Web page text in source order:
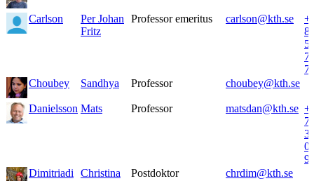
Carlson
Per Johan
Fritz
Professor emeritus carlson@kth.se
8
Choubey
Sandhya Professor choubey@kth.se
Danielsson Mats Professor matsdan@kth.se
Dimitriadi
Christina Postdoktor chrdim@kth.se